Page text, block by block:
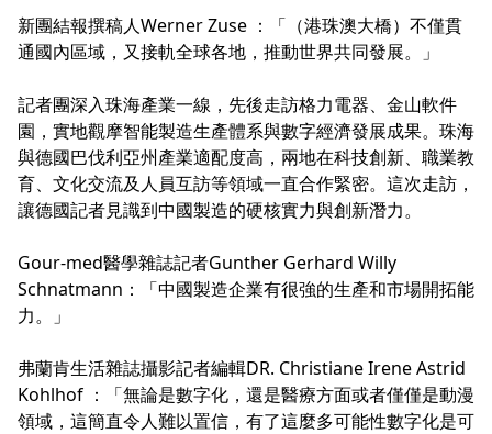
新團結報撰稿人Werner Zuse ：「（港珠澳大橋）不僅貫
通國內區域，又接軌全球各地，推動世界共同發展。」
記者團深入珠海產業一線，先後走訪格力電器、金山軟件
園，實地觀摩智能製造生產體系與數字經濟發展成果。珠海
與德國巴伐利亞州產業適配度高，兩地在科技創新、職業教
育、文化交流及人員互訪等領域一直合作緊密。這次走訪，
讓德國記者見識到中國製造的硬核實力與創新潛力。
Gour-med醫學雜誌記者Gunther Gerhard Willy
Schnatmann：「中國製造企業有很強的生產和市場開拓能
力。」
弗蘭肯生活雜誌攝影記者編輯DR. Christiane Irene Astrid
Kohlhof ：「無論是數字化，還是醫療方面或者僅僅是動漫
領域，這簡直令人難以置信，有了這麼多可能性數字化是可